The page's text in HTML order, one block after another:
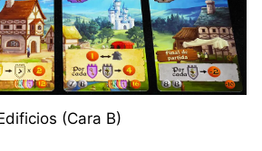
(Cara B)